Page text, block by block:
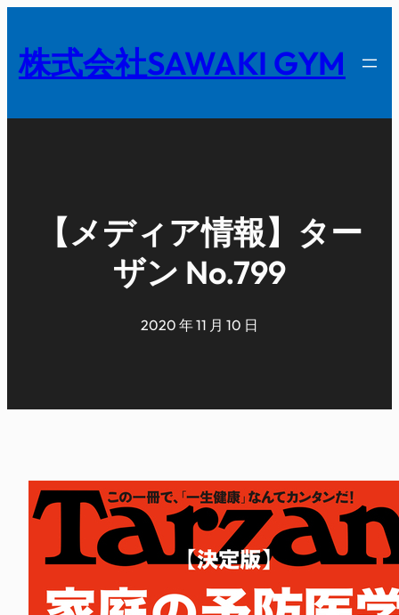
を
キ
株式会社SAWAKI GYM
【メディア情報】ター
ザン No.799
2020 年 11 月 10 日